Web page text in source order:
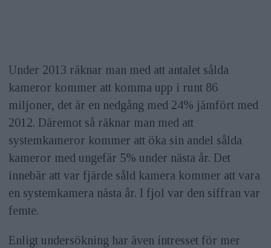
Under 2013 räknar man med att antalet sålda
kameror kommer att komma upp i runt 86
miljoner, det är en nedgång med 24% jämfört med
2012. Däremot så räknar man med att
systemkameror kommer att öka sin andel sålda
kameror med ungefär 5% under nästa år. Det
innebär att var fjärde såld kamera kommer att vara
en systemkamera nästa år. I fjol var den siffran var
femte.
Enligt undersökning har även intresset för mer